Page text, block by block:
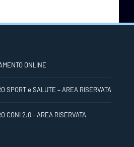
ONLINE
SPORT e SALUTE – AREA RISERVATA
CONI 2.0 - AREA RISERVATA